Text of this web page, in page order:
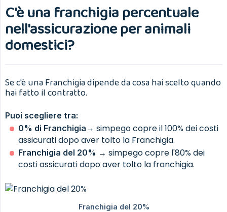
C'è una franchigia percentuale
nell'assicurazione per animali
domestici?
Se c'è una Franchigia dipende da cosa hai scelto quando
hai fatto il contratto.
Puoi scegliere tra:
0% di Franchigia → simpego copre il 100% dei costi
assicurati dopo aver tolto la Franchigia.
Franchigia del 20% → simpego copre l'80% dei
costi assicurati dopo aver tolto la franchigia.